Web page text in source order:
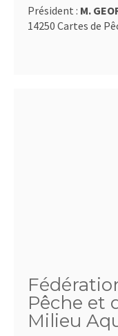
Président : M.
14250 Cartes de
Pêche et
Milieu